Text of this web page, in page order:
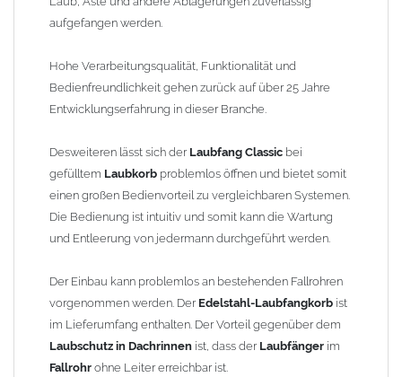
und Korrosionsbeständigkeit bekannt ist. Ideal für den
Einsatz im Außenbereich.
Dächern oder in anderen Bereichen, wo Regenwasser
abgeleitet werden muss.
Einfache Montage:
Der
Bedarf schnell entleeren können.
zum Stecken
- ohne Lötarbeiten nahtlos in das
einzufügen,
zusätzlichen Reduzierungen oder
Steckmuffen notwendig
Effiziente Laubaufnahme:
Der integrierte
gelangen, wodurch Verstopfungen und teure Reparaturen
vermieden werden.
VorteileLaubfang Classic:
1. Effektiver Schutz vor Verstopfungen:
aufgefangen werden.
Hohe Verarbeitungsqualität, Funktionalität und
Bedienfreundlichkeit gehen zurück auf über 25 Jahre
Entwicklungserfahrung in dieser Branche.
Desweiteren lässt sich der Laubfang Classic bei
gefülltem Laubkorb problemlos öffnen und bietet somit
einen großen Bedienvorteil zu vergleichbaren Systemen.
Die Bedienung ist intuitiv und somit kann die Wartung
und Entleerung von jedermann durchgeführt werden.
Der Einbau kann problemlos an bestehenden Fallrohren
vorgenommen werden. Der Edelstahl-Laubfangkorb ist
im Lieferumfang enthalten. Der Vorteil gegenüber dem
Laubschutz in Dachrinnen ist, dass der Laubfänger im
Fallrohr ohne Leiter erreichbar ist.